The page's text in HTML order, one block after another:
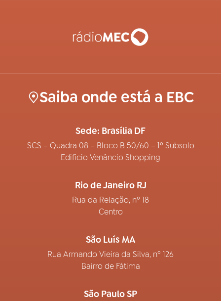
Saiba onde está a EBC
Sede: Brasília DF
SCS – Quadra 08 – Bloco B 50/60 – 1º Subsolo
Edifício Venâncio Shopping
Rio de Janeiro RJ
Rua da Relação, nº 18
Centro
São Luís MA
Rua Armando Vieira da Silva, nº 126
Bairro de Fátima
São Paulo SP